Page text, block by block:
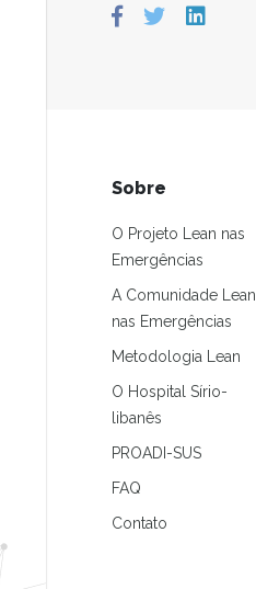
Sobre
O Projeto Lean nas
Emergências
A Comunidade Lean
nas Emergências
Metodologia Lean
O Hospital Sírio-
libanês
PROADI-SUS
FAQ
Contato